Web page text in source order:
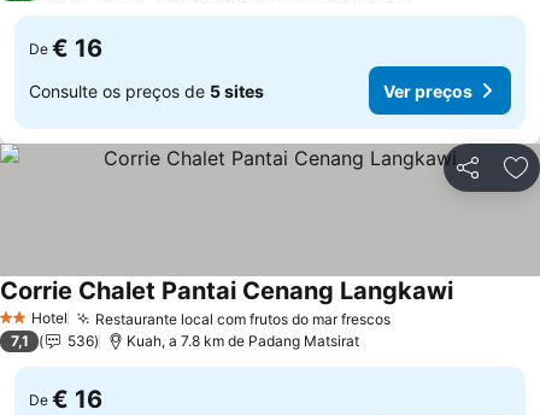
De € 16
Consulte os preços de 5 sites Ver preços
Partilhar
2 Estrelas
Hotel Restaurante local com frutos do mar frescos
Corrie Chalet Pantai Cenang Langkawi
7,1 536 Kuah, a 7.8 km de Padang Matsirat
De € 16